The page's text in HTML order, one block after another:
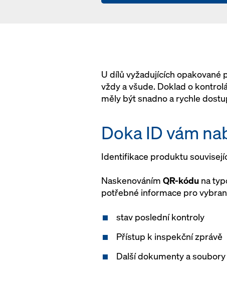
U dílů vyžadujících
vždy a všude. Doklad o
měly být snadno a rychle
Doka ID vám
Identifikace produktu
Naskenováním QR-kódu na
potřebné informace pro
stav poslední kontroly
Přístup k inspekční zprávě
Další dokumenty a